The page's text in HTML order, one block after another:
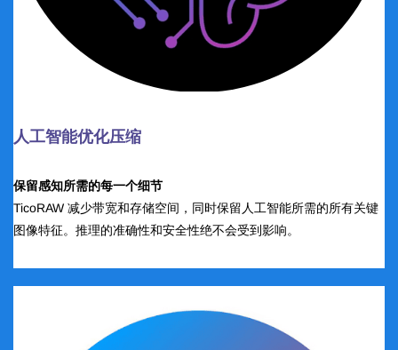
人工智能优化压缩
保留感知所需的每一个细节
TicoRAW 减少带宽和存储空间，同时保留人工智能所需的所有关键
图像特征。推理的准确性和安全性绝不会受到影响。